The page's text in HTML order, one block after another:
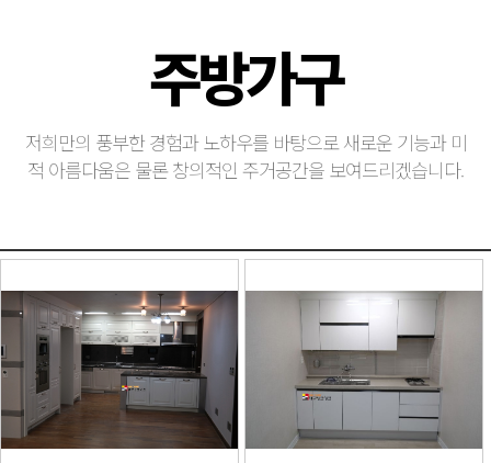
주방가구
저희만의 풍부한 경험과 노하우를 바탕으로 새로운 기능과 미
적 아름다움은 물론 창의적인 주거공간을 보여드리겠습니다.